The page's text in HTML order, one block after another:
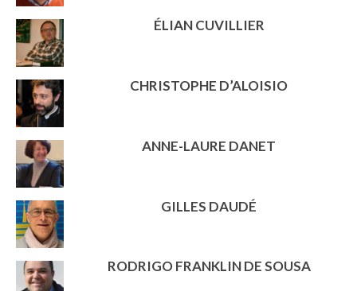
ÉLIAN CUVILLIER
CHRISTOPHE D’ALOISIO
ANNE-LAURE DANET
GILLES DAUDÉ
RODRIGO FRANKLIN DE SOUSA